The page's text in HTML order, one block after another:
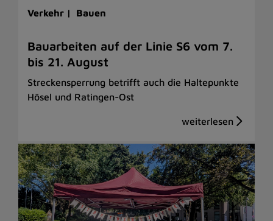
Verkehr | Bauen
Bauarbeiten auf der Linie S6 vom 7.
bis 21. August
Streckensperrung betrifft auch die Haltepunkte
Hösel und Ratingen-Ost